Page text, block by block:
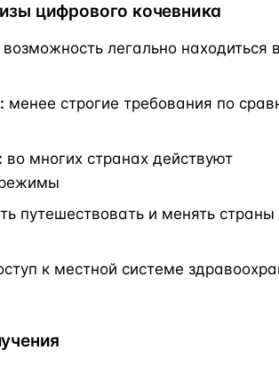
цифрового кочевника
возможность легально находиться в
менее строгие требования по
во многих странах действуют
путешествовать и менять страны
к местной системе